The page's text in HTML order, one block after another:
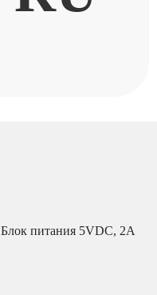
Блок питания 5VDC, 2A